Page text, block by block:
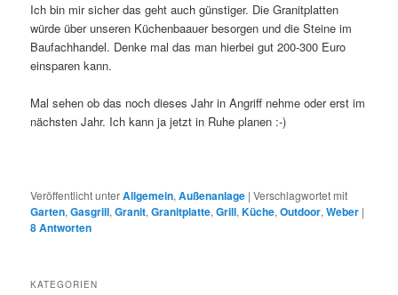
Ich bin mir sicher das geht auch günstiger. Die Granitplatten
würde über unseren Küchenbaauer besorgen und die Steine im
Baufachhandel. Denke mal das man hierbei gut 200-300 Euro
einsparen kann.
Mal sehen ob das noch dieses Jahr in Angriff nehme oder erst im
nächsten Jahr. Ich kann ja jetzt in Ruhe planen :-)
Veröffentlicht unterAllgemein,Außenanlage |Verschlagwortet mit
Garten,Gasgrill,Granit,Granitplatte,Grill,Küche,Outdoor,Weber |
8Antworten
KATEGORIEN